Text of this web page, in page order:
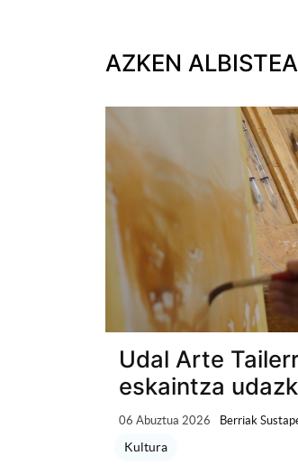
AZKEN
Udal Arte
eskaintza
06 Abuztua 2026 Berriak
Kultura